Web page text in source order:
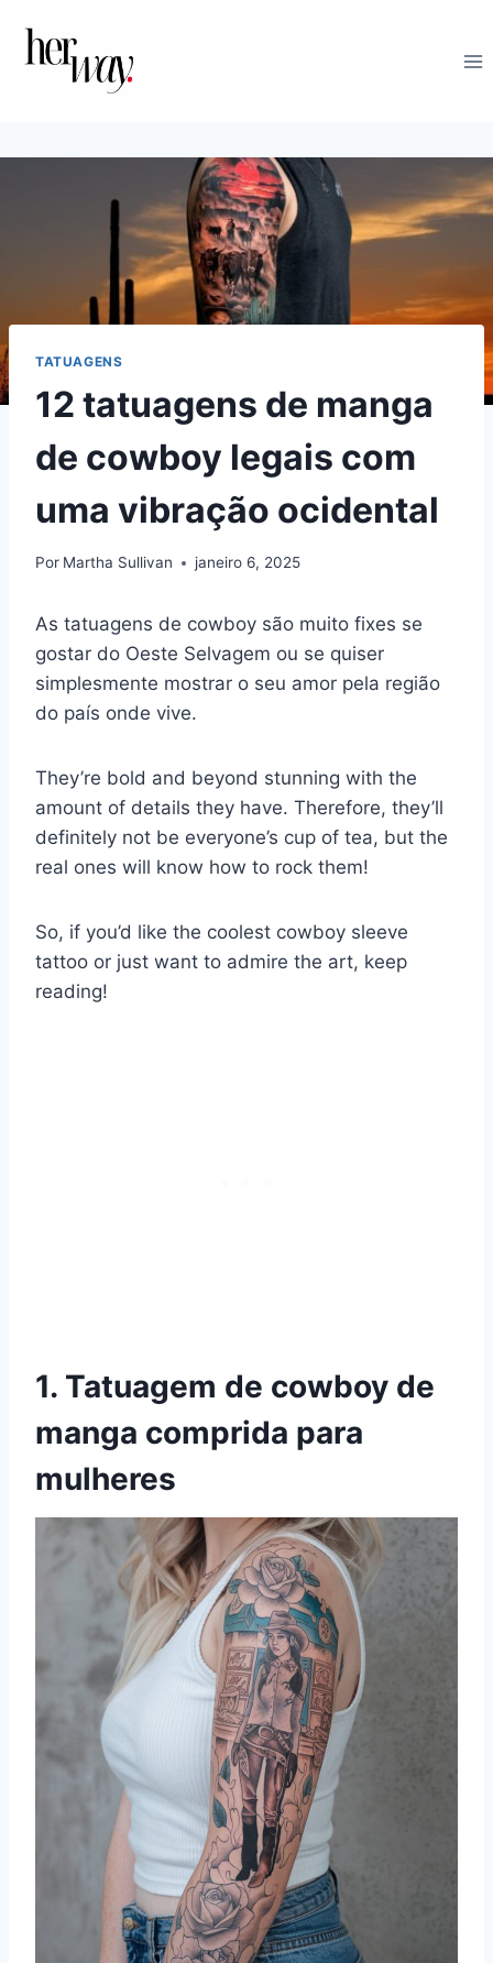
TATUAGENS
12 tatuagens de manga
de cowboy legais com
uma vibração ocidental
Por Martha Sullivan janeiro 6, 2025
As tatuagens de cowboy são muito fixes se
gostar do Oeste Selvagem ou se quiser
simplesmente mostrar o seu amor pela região
do país onde vive.
They’re bold and beyond stunning with the
amount of details they have. Therefore, they’ll
definitely not be everyone’s cup of tea, but the
real ones will know how to rock them!
So, if you’d like the coolest cowboy sleeve
tattoo or just want to admire the art, keep
reading!
1. Tatuagem de cowboy de
manga comprida para
mulheres